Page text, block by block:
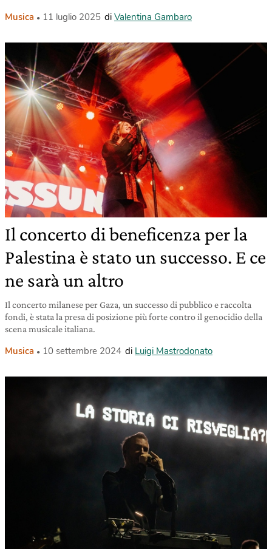
Musica 11 luglio 2025 di Valentina Gambaro
Il concerto di beneficenza per la
Palestina è stato un successo. E ce
ne sarà un altro
Il concerto milanese per Gaza, un successo di pubblico e raccolta
fondi, è stata la presa di posizione più forte contro il genocidio della
scena musicale italiana.
Musica 10 settembre 2024 di Luigi Mastrodonato